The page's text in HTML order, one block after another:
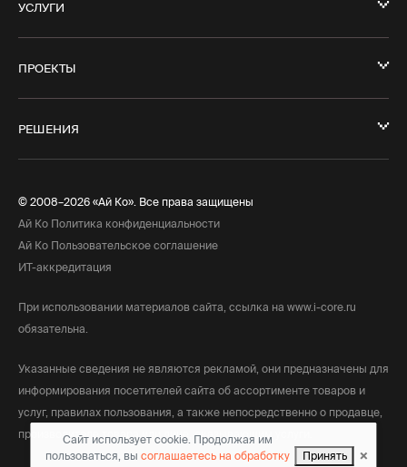
УСЛУГИ
ПРОЕКТЫ
РЕШЕНИЯ
© 2008–2026 «Ай Ко». Все права защищены
Ай Ко Политика конфиденциальности
Ай Ко Пользовательское соглашение
ИТ-аккредитация
При использовании материалов сайта, ссылка на www.i-core.ru
обязательна.
Указанные сведения не являются рекламой, они предназначены для
информирования посетителей сайта об ассортименте товаров и
услуг, правилах пользования, а также непосредственно о продавце,
производителе товара или лице, оказывающим услуги.
Сайт использует cookie. Продолжая им
пользоваться, вы соглашаетесь на обработку
Принять ×